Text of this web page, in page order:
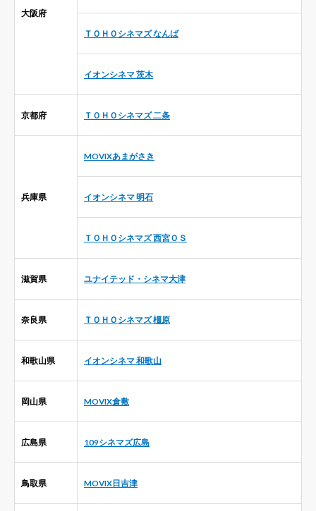
大阪府
ＴＯＨＯシネマズ なんば
イオンシネマ 茨木
京都府 ＴＯＨＯシネマズ 二条
兵庫県
MOVIXあまがさき
イオンシネマ 明石
ＴＯＨＯシネマズ 西宮ＯＳ
滋賀県 ユナイテッド・シネマ大津
奈良県 ＴＯＨＯシネマズ 橿原
和歌山県 イオンシネマ 和歌山
岡山県 MOVIX倉敷
広島県 109シネマズ広島
鳥取県 MOVIX日吉津